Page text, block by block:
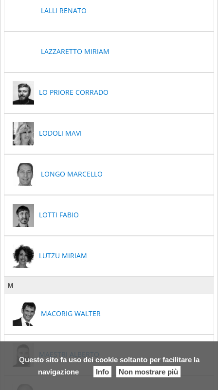
Questo sito fa uso dei cookie soltanto per facilitare la
navigazione
Info Non mostrare più
LALLI RENATO
LAZZARETTO MIRIAM
LO PRIORE CORRADO
LODOLI MAVI
LONGO MARCELLO
LOTTI FABIO
LUTZU MIRIAM
M
MACORIG WALTER
MAESTRI ALBERTO